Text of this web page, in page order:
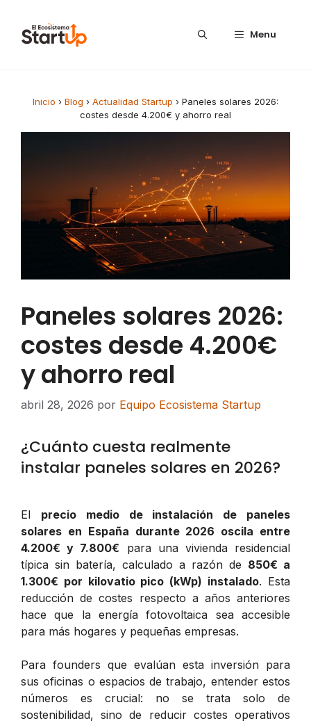
Menu
Inicio › Blog › Actualidad Startup › Paneles solares 2026:
costes desde 4.200€ y ahorro real
Paneles solares 2026:
costes desde 4.200€
y ahorro real
abril 28, 2026 por Equipo Ecosistema Startup
¿Cuánto cuesta realmente
instalar paneles solares en 2026?
El precio medio de instalación de paneles
solares en España durante 2026 oscila entre
4.200€ y 7.800€ para una vivienda residencial
típica sin batería, calculado a razón de 850€ a
1.300€ por kilovatio pico (kWp) instalado. Esta
reducción de costes respecto a años anteriores
hace que la energía fotovoltaica sea accesible
para más hogares y pequeñas empresas.
Para founders que evalúan esta inversión para
sus oficinas o espacios de trabajo, entender estos
números es crucial: no se trata solo de
sostenibilidad, sino de reducir costes operativos